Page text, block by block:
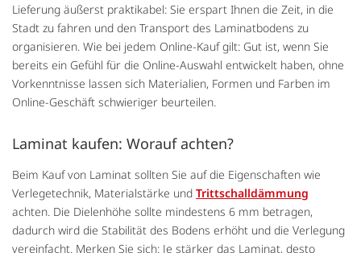
Lieferung äußerst praktikabel: Sie erspart Ihnen die Zeit, in die
Stadt zu fahren und den Transport des Laminatbodens zu
organisieren. Wie bei jedem Online-Kauf gilt: Gut ist, wenn Sie
bereits ein Gefühl für die Online-Auswahl entwickelt haben, ohne
Vorkenntnisse lassen sich Materialien, Formen und Farben im
Online-Geschäft schwieriger beurteilen.
Laminat kaufen: Worauf achten?
Beim Kauf von Laminat sollten Sie auf die Eigenschaften wie
Verlegetechnik, Materialstärke und Trittschalldämmung
achten. Die Dielenhöhe sollte mindestens 6 mm betragen,
dadurch wird die Stabilität des Bodens erhöht und die Verlegung
vereinfacht. Merken Sie sich: Je stärker das Laminat, desto